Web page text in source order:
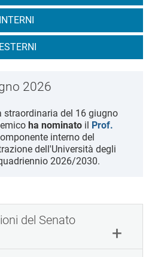
2026
straordinaria del 16 giugno
ha nominato il Prof.
interno del
dell'Università degli
2026/2030.
del Senato